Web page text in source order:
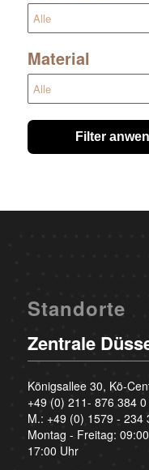
Material
Filter
Standorte
Zentrale
Königsallee 30, Kö-
+49 (0) 211- 876 384 0
M.: +49 (0) 1579 - 234
Montag - Freitag:
17:00 Uhr